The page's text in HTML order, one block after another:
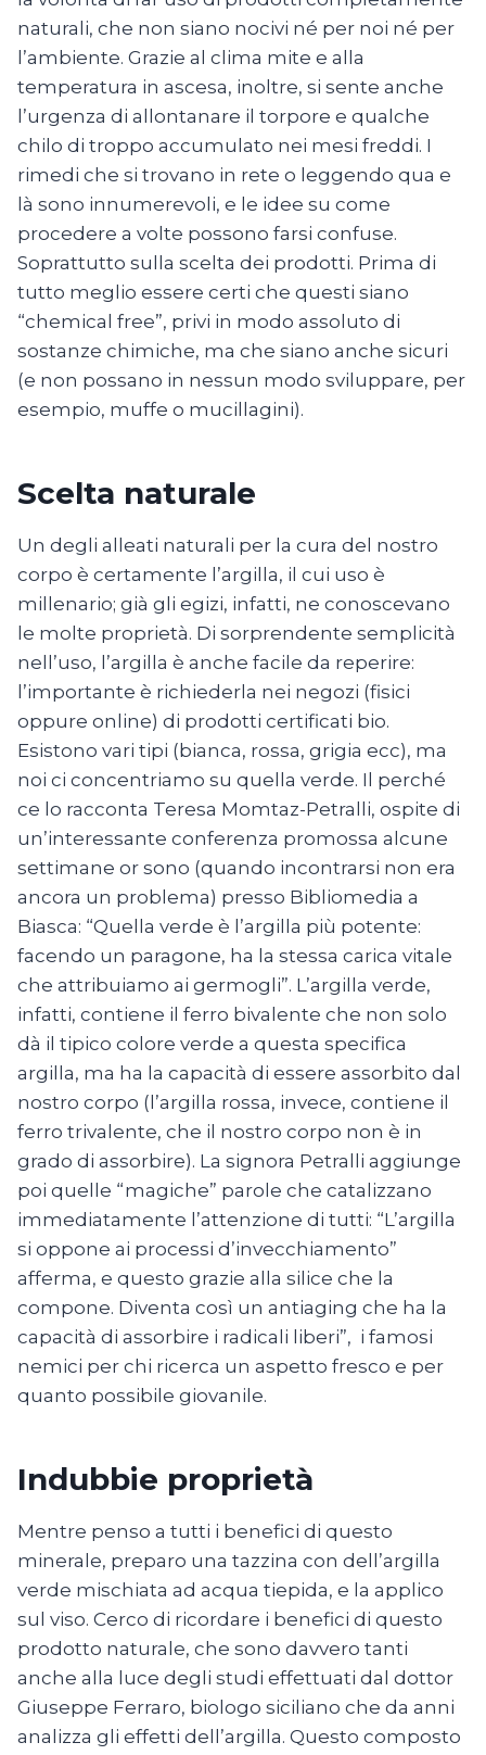
naturali, che non siano nocivi né per noi né per
l’ambiente. Grazie al clima mite e alla
temperatura in ascesa, inoltre, si sente anche
l’urgenza di allontanare il torpore e qualche
chilo di troppo accumulato nei mesi freddi. I
rimedi che si trovano in rete o leggendo qua e
là sono innumerevoli, e le idee su come
procedere a volte possono farsi confuse.
Soprattutto sulla scelta dei prodotti. Prima di
tutto meglio essere certi che questi siano
“chemical free”, privi in modo assoluto di
sostanze chimiche, ma che siano anche sicuri
(e non possano in nessun modo sviluppare, per
esempio, muffe o mucillagini).
Scelta naturale
Un degli alleati naturali per la cura del nostro
corpo è certamente l’argilla, il cui uso è
millenario; già gli egizi, infatti, ne conoscevano
le molte proprietà. Di sorprendente semplicità
nell’uso, l’argilla è anche facile da reperire:
l’importante è richiederla nei negozi (fisici
oppure online) di prodotti certificati bio.
Esistono vari tipi (bianca, rossa, grigia ecc), ma
noi ci concentriamo su quella verde. Il perché
ce lo racconta Teresa Momtaz-Petralli, ospite di
un’interessante conferenza promossa alcune
settimane or sono (quando incontrarsi non era
ancora un problema) presso Bibliomedia a
Biasca: “Quella verde è l’argilla più potente:
facendo un paragone, ha la stessa carica vitale
che attribuiamo ai germogli”. L’argilla verde,
infatti, contiene il ferro bivalente che non solo
dà il tipico colore verde a questa specifica
argilla, ma ha la capacità di essere assorbito dal
nostro corpo (l’argilla rossa, invece, contiene il
ferro trivalente, che il nostro corpo non è in
grado di assorbire). La signora Petralli aggiunge
poi quelle “magiche” parole che catalizzano
immediatamente l’attenzione di tutti: “L’argilla
si oppone ai processi d’invecchiamento”
afferma, e questo grazie alla silice che la
compone. Diventa così un antiaging che ha la
capacità di assorbire i radicali liberi”, i famosi
nemici per chi ricerca un aspetto fresco e per
quanto possibile giovanile.
Indubbie proprietà
Mentre penso a tutti i benefici di questo
minerale, preparo una tazzina con dell’argilla
verde mischiata ad acqua tiepida, e la applico
sul viso. Cerco di ricordare i benefici di questo
prodotto naturale, che sono davvero tanti
anche alla luce degli studi effettuati dal dottor
Giuseppe Ferraro, biologo siciliano che da anni
analizza gli effetti dell’argilla. Questo composto